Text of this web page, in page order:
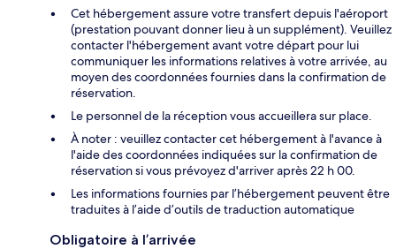
Cet hébergement assure votre transfert depuis l'aéroport
(prestation pouvant donner lieu à un supplément). Veuillez
contacter l'hébergement avant votre départ pour lui
communiquer les informations relatives à votre arrivée, au
moyen des coordonnées fournies dans la confirmation de
réservation.
Le personnel de la réception vous accueillera sur place.
À noter : veuillez contacter cet hébergement à l'avance à
l'aide des coordonnées indiquées sur la confirmation de
réservation si vous prévoyez d'arriver après 22 h 00.
Les informations fournies par l’hébergement peuvent être
traduites à l’aide d’outils de traduction automatique
Obligatoire à l’arrivée